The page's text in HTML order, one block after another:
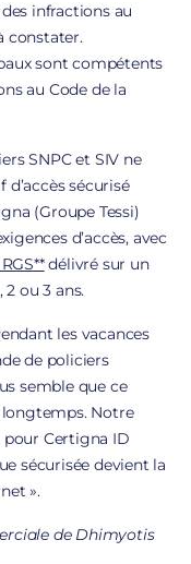
infractions au
constater.
sont compétents
au Code de la
SNPC et SIV ne
d’accès sécurisé
(Groupe Tessi)
d’accès, avec
délivré sur un
ou 3 ans.
les vacances
de policiers
semble que ce
Notre
pour Certigna ID
sécurisée devient la
».
de Dhimyotis